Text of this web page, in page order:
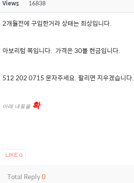
Views 16838
2개월전에 구입한거라 상태는 최상입니다.
아보리텀 쪽입니다. 가격은 30불 현금입니다.
512 202 0715 문자주세요. 팔리면 지우겠습니다.
아래 내용을 확
LIKE 0
Total Reply0